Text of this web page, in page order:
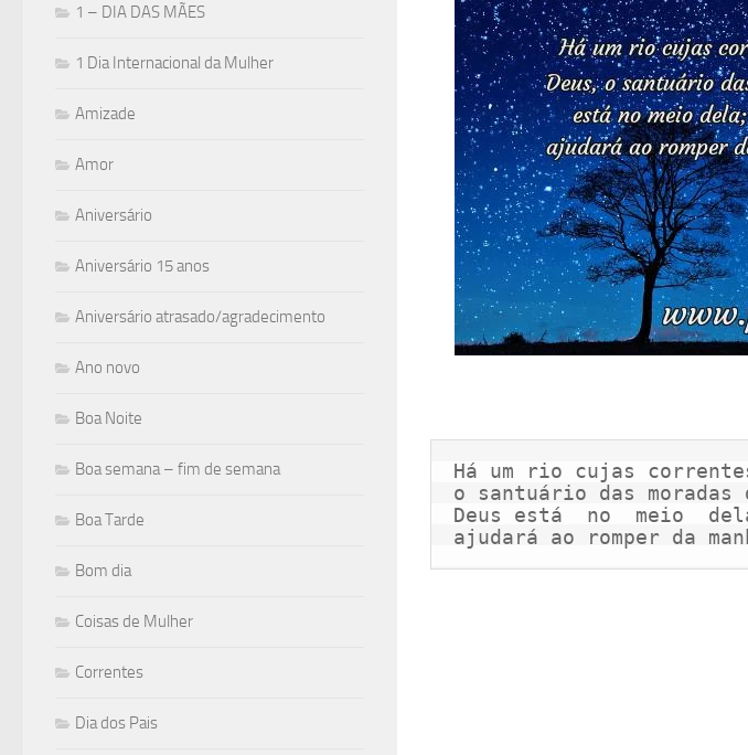
Há um rio cujas
o santuário das
Deus está  no  meio
ajudará ao romper da
1 – DIA DAS MÃES
1 Dia Internacional da Mulher
Amizade
Amor
Aniversário
Aniversário 15 anos
Aniversário atrasado/agradecimento
Ano novo
Boa Noite
Boa semana – fim de semana
Boa Tarde
Bom dia
Coisas de Mulher
Correntes
Dia dos Pais